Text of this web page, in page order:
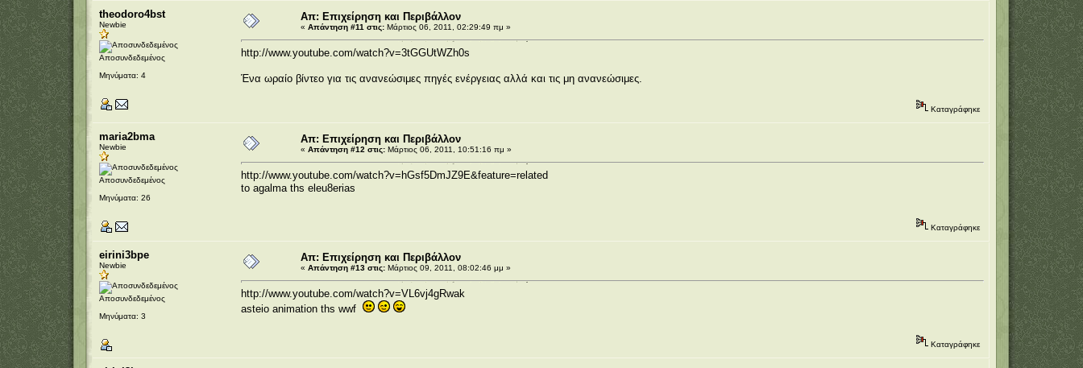
theodoro4bst
Newbie
Αποσυνδεδεμένος
Μηνύματα: 4
Απ: Επιχείρηση και Περιβάλλον
« Απάντηση #11 στις:Μάρτιος 06, 2011, 02:29:49 πμ »
http://www.youtube.com/watch?v=3tGGUtWZh0s
Ένα ωραίο βίντεο για τις ανανεώσιμες πηγές ενέργειας αλλά και τις μη ανανεώσιμες.
Καταγράφηκε
maria2bma
Newbie
Αποσυνδεδεμένος
Μηνύματα: 26
Απ: Επιχείρηση και Περιβάλλον
« Απάντηση #12 στις:Μάρτιος 06, 2011, 10:51:16 πμ »
http://www.youtube.com/watch?v=hGsf5DmJZ9E&feature=related
to agalma ths eleu8erias
Καταγράφηκε
eirini3bpe
Newbie
Αποσυνδεδεμένος
Μηνύματα: 3
Απ: Επιχείρηση και Περιβάλλον
« Απάντηση #13 στις:Μάρτιος 09, 2011, 08:02:46 μμ »
http://www.youtube.com/watch?v=VL6vj4gRwak
asteio animation ths wwf
Καταγράφηκε